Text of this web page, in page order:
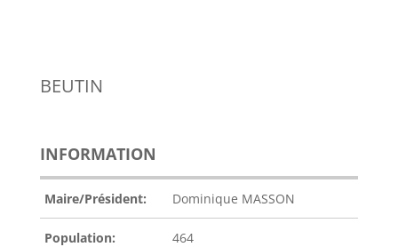
BEUTIN
INFORMATION
Maire/Président: Dominique MASSON
Population: 464